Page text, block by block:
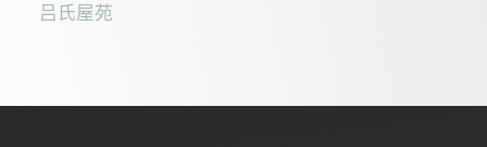
吕氏屋苑